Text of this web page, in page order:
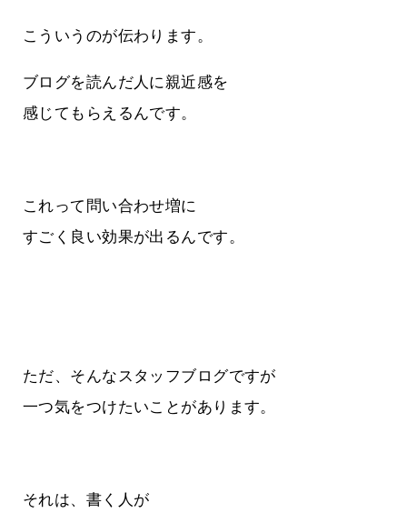
こういうのが伝わります。
ブログを読んだ人に親近感を
感じてもらえるんです。
これって問い合わせ増に
すごく良い効果が出るんです。
ただ、そんなスタッフブログですが
一つ気をつけたいことがあります。
それは、書く人が